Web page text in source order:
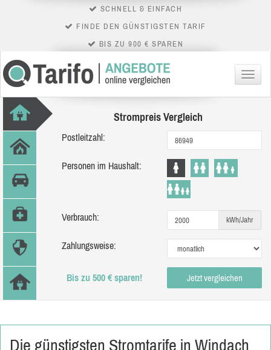
SCHNELL & EINFACH
FINDE DEN GÜNSTIGSTEN TARIF
BIS ZU 900 € SPAREN
Menü
Strompreis Vergleich
Postleitzahl:
Personen im Haushalt:
Verbrauch: kWh/Jahr
Zahlungsweise:
Bis zu 500 € sparen! Jetzt vergleichen
Die günstigsten Stromtarife in Windach